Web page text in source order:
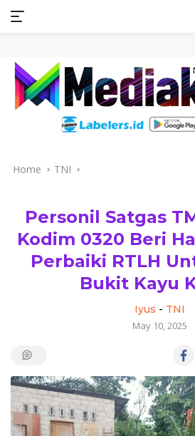
Skip
content
Home TNI
Personil Satgas
Kodim 0320 Beri
Perbaiki RTLH
Bukit Kayu
Iyus - TNI
May 10, 2025